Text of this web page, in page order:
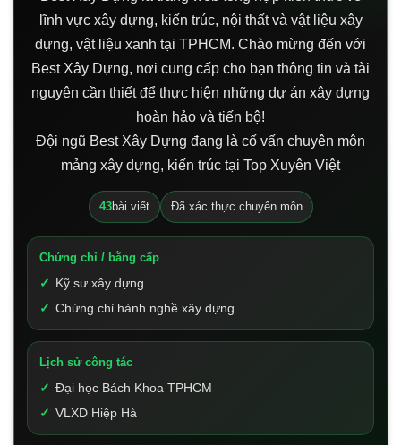
lĩnh vực xây dựng, kiến trúc, nội thất và vật liệu xây
dựng, vật liệu xanh tại TPHCM. Chào mừng đến với
Best Xây Dựng, nơi cung cấp cho bạn thông tin và tài
nguyên cần thiết để thực hiện những dự án xây dựng
hoàn hảo và tiến bộ!
Đội ngũ Best Xây Dựng đang là cố vấn chuyên môn
mảng xây dựng, kiến trúc tại Top Xuyên Việt
43bài viết Đã xác thực chuyên môn
Chứng chỉ / bằng cấp
Kỹ sư xây dựng
Chứng chỉ hành nghề xây dựng
Lịch sử công tác
Đại học Bách Khoa TPHCM
VLXD Hiệp Hà